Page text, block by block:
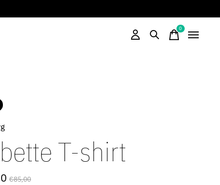
0items
T-shirt
€85,00